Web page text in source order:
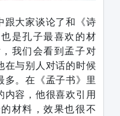
跟大家谈论了和《诗
是孔子最喜欢的材
我们会看到孟子对
在与别人对话的时候
多。在《孟子书》里
内容，他很喜欢引用
材料，效果也很不